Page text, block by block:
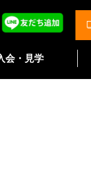
会・見学